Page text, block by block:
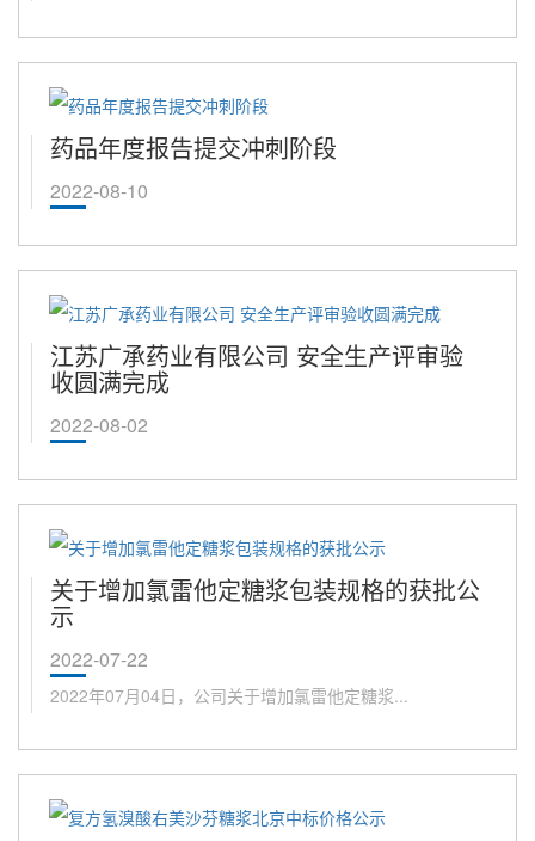
药品年度报告提交冲刺阶段
2022-08-10
江苏广承药业有限公司 安全生产评审验
收圆满完成
2022-08-02
关于增加氯雷他定糖浆包装规格的获批公
示
2022-07-22
2022年07月04日，公司关于增加氯雷他定糖浆...